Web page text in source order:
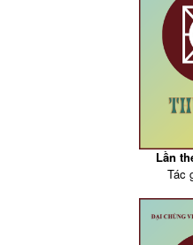
Lần
Tác